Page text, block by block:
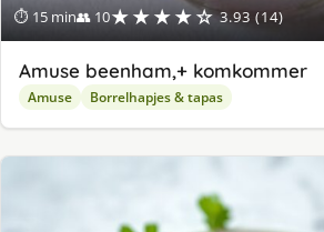
⏱ 15 min👥 10★★★★☆ 3.93 (14)
Amuse beenham,+ komkommer
Amuse Borrelhapjes & tapas